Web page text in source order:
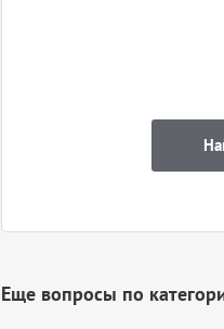
Еще вопросы по